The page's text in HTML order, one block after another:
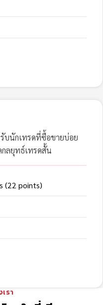
บนักเทรดที่ซื้อขายบ่อย
ลยุทธ์เทรดสั้น
(22 points)
รา